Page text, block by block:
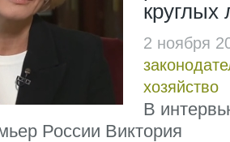
круглых
2 ноября
хозяйство
В
России Виктория